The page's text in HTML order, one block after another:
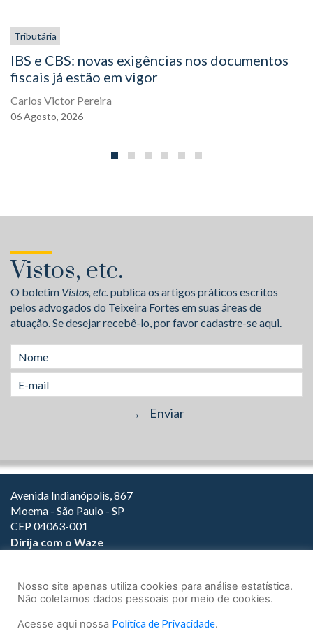
Tributária
IBS e CBS: novas exigências nos documentos
fiscais já estão em vigor
Carlos Victor Pereira
06Agosto, 2026
Vistos, etc.
O boletim Vistos, etc.publica os artigos práticos escritos
pelos advogados do Teixeira Fortes em suas áreas de
atuação. Se desejar recebê-lo, por favor cadastre-se aqui.
Avenida Indianópolis, 867
Moema - São Paulo - SP
CEP 04063-001
Dirija com o Waze
(11) 3147-1800
Nosso site apenas utiliza cookies para análise estatística.
Não coletamos dados pessoais por meio de cookies.
Acesse aqui nossa Política de Privacidade.